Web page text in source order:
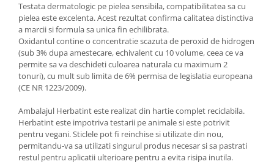
Testata dermatologic pe pielea sensibila, compatibilitatea sa cu
pielea este excelenta. Acest rezultat confirma calitatea distinctiva
a marcii si formula sa unica fin echilibrata.
Oxidantul contine o concentratie scazuta de peroxid de hidrogen
(sub 3% dupa amestecare, echivalent cu 10 volume, ceea ce va
permite sa va deschideti culoarea naturala cu maximum 2
tonuri), cu mult sub limita de 6% permisa de legislatia europeana
(CE NR 1223/2009).
Ambalajul Herbatint este realizat din hartie complet reciclabila.
Herbatint este impotriva testarii pe animale si este potrivit
pentru vegani. Sticlele pot fi reinchise si utilizate din nou,
permitandu-va sa utilizati singurul produs necesar si sa pastrati
restul pentru aplicatii ulterioare pentru a evita risipa inutila.